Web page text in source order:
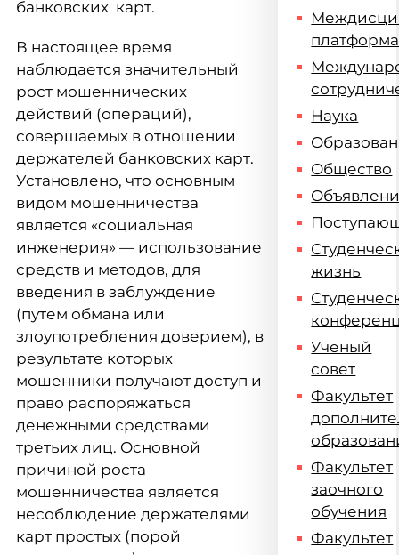
банковских карт.
В настоящее время
наблюдается значительный
рост мошеннических
действий (операций),
совершаемых в отношении
держателей банковских карт.
Установлено, что основным
видом мошенничества
является «социальная
инженерия» — использование
средств и методов, для
введения в заблуждение
(путем обмана или
злоупотребления доверием), в
результате которых
мошенники получают доступ и
право распоряжаться
денежными средствами
третьих лиц. Основной
причиной роста
мошенничества является
несоблюдение держателями
карт простых (порой
платформа
Наука
Общество
жизнь
Ученый
совет
Факультет
Факультет
заочного
обучения
Факультет